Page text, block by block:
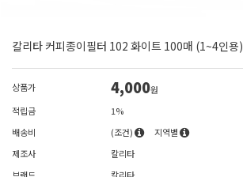
칼리타 커피종이필터 102 화이트 100매 (1~4인용)
상품가 4,000원
적립금
1%
배송비
(조건)
지역별
제조사
칼리타
브랜드
칼리타